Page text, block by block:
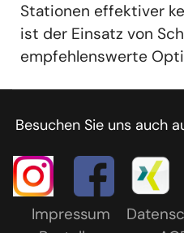
Stationen effektiver
ist der Einsatz von
empfehlenswerte
Besuchen Sie uns auch
Impressum